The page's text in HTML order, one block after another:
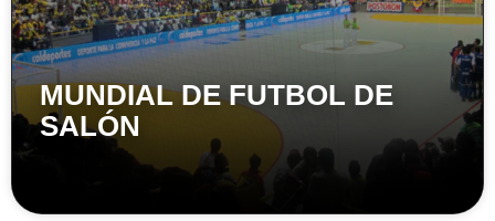
MUNDIAL DE FUTBOL DE
SALÓN